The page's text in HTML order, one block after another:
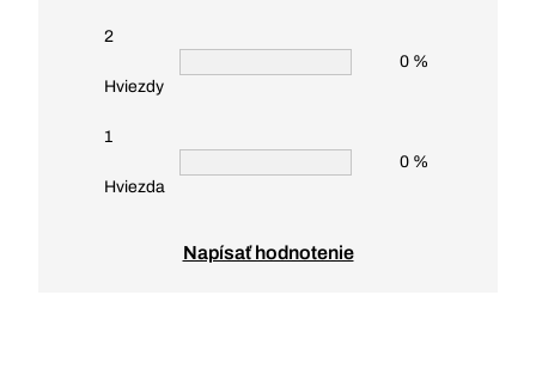
2
Hviezdy
0 %
1
Hviezda
0 %
Napísať hodnotenie